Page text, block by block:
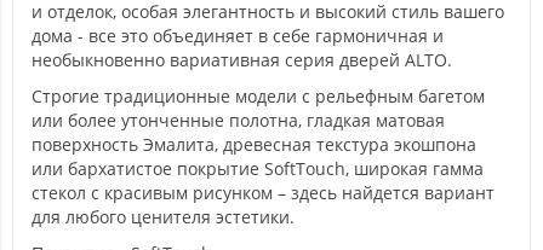
и отделок, особая элегантность и высокий стиль вашего
дома - все это объединяет в себе гармоничная и
необыкновенно вариативная серия дверей ALTO.
Строгие традиционные модели с рельефным багетом
или более утонченные полотна, гладкая матовая
поверхность Эмалита, древесная текстура экошпона
или бархатистое покрытие SoftTouch, широкая гамма
стекол с красивым рисунком – здесь найдется вариант
для любого ценителя эстетики.